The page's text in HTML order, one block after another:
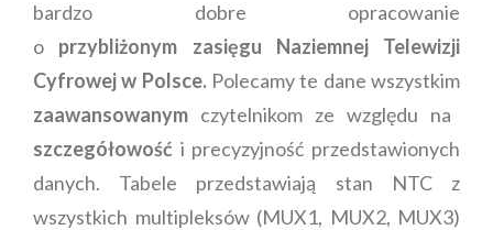
bardzo dobre opracowanie
o przybliżonym zasięgu Naziemnej Telewizji
Cyfrowej w Polsce.Polecamy te dane wszystkim
zaawansowanym czytelnikom ze względu na
szczegółowość i precyzyjność przedstawionych
danych. Tabele przedstawiają stan NTC z
wszystkich multipleksów (MUX1, MUX2, MUX3)